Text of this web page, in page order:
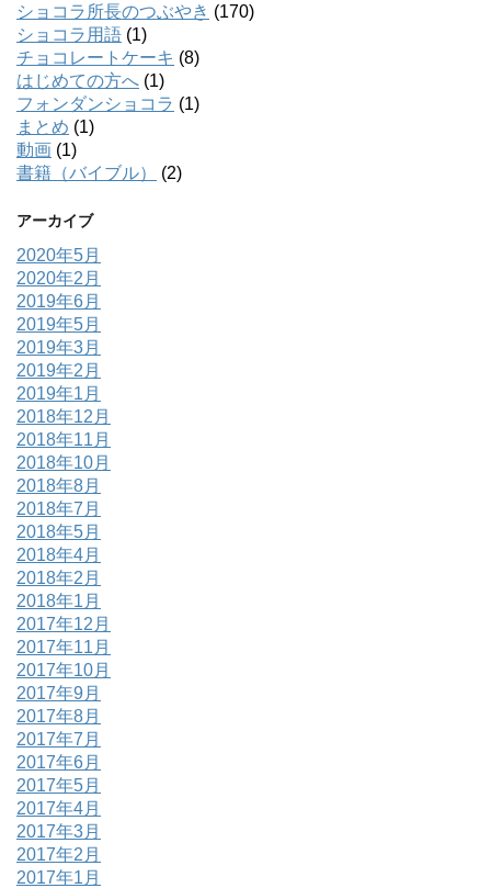
ショコラ所長のつぶやき (170)
ショコラ用語 (1)
チョコレートケーキ (8)
はじめての方へ (1)
フォンダンショコラ (1)
まとめ (1)
動画 (1)
書籍（バイブル）
(2)
アーカイブ
2020年5月
2020年2月
2019年6月
2019年5月
2019年3月
2019年2月
2019年1月
2018年12月
2018年11月
2018年10月
2018年8月
2018年7月
2018年5月
2018年4月
2018年2月
2018年1月
2017年12月
2017年11月
2017年10月
2017年9月
2017年8月
2017年7月
2017年6月
2017年5月
2017年4月
2017年3月
2017年2月
2017年1月